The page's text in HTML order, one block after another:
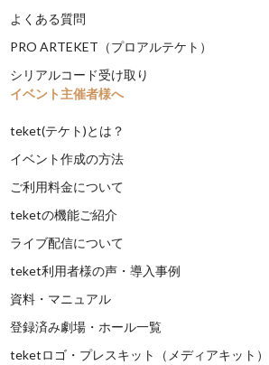
よくある質問
PRO ARTEKET（プロアルテケト）
シリアルコード受け取り
イベント主催者様へ
teket(テケト)とは？
イベント作成の方法
ご利用料金について
teketの機能ご紹介
ライブ配信について
teket利用者様の声・導入事例
資料・マニュアル
登録済み劇場・ホール一覧
teketロゴ・プレスキット（メディアキット）